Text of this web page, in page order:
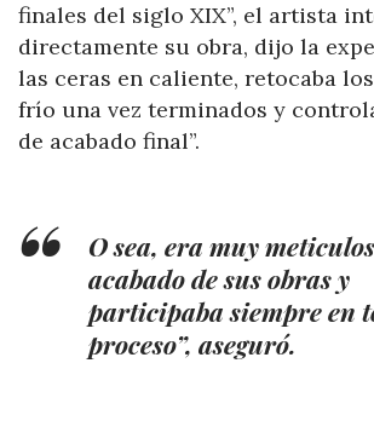
finales del siglo XIX”, el artista
directamente su obra, dijo la
las ceras en caliente, retocaba
frío una vez terminados y
de acabado final”.
O sea, era muy
acabado de sus obras y
participaba siempre en
proceso”, aseguró.